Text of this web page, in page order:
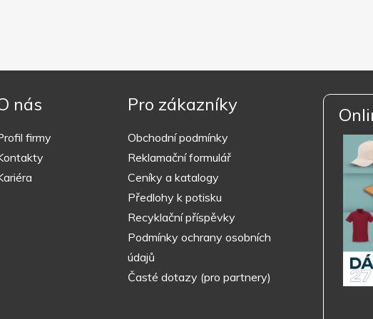
nás
firmy
Pro zákazníky
Obchodní podmínky
Reklamační formulář
Ceníky a katalogy
Předlohy k potisku
Recyklační příspěvky
Podmínky ochrany osobních
údajů
Časté dotazy (pro partnery)